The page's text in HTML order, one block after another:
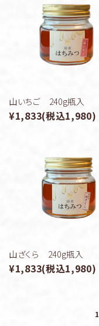
山いちご 240g瓶入
¥1,833(税込1,980)
山ざくら 240g瓶入
¥1,833(税込1,980)
1